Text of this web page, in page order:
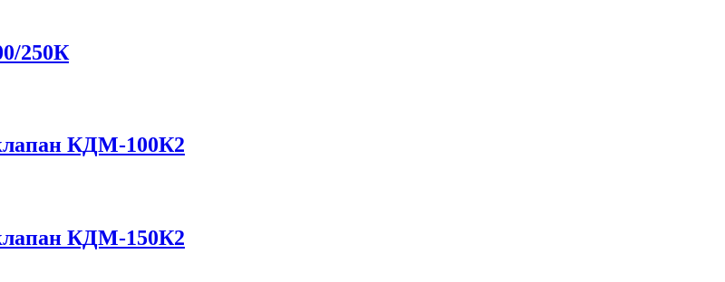
250К
КДМ-100К2
КДМ-150К2